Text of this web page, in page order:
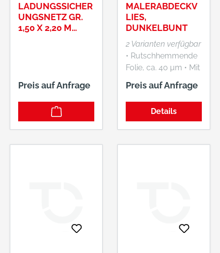
LADUNGSSICHER
UNGSNETZ GR.
1,50 X 2,20 M
Preis auf Anfrage
MALERABDECKV
LIES,
DUNKELBUNT
2 Varianten verfügbar
• Rutschhemmende
Folie, ca. 40 µm • Mit
Recyclingfasern
(Polyester- und
Naturfasern)
Preis auf Anfrage
Details